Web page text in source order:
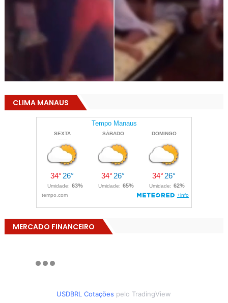
CLIMA MANAUS
MERCADO FINANCEIRO
USDBRL Cotações pelo TradingView